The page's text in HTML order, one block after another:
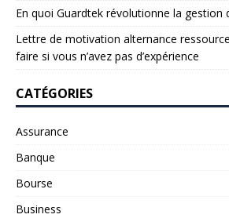
En quoi Guardtek révolutionne la gestion
Lettre de motivation alternance
faire si vous n’avez pas d’expérience
CATÉGORIES
Assurance
Banque
Bourse
Business